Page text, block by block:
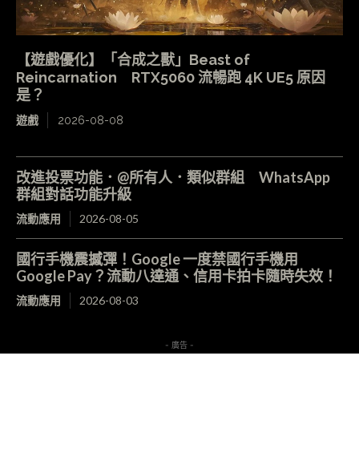
【遊戲優化】「合成之獸」Beast of
Reincarnation RTX5060 流暢跑 4K UE5 原因
是？
遊戲 2026-08-08
改進投票功能．@所有人．類似群組 WhatsApp
群組對話功能升級
流動應用 2026-08-05
國行手機震撼彈！Google 一度禁國行手機用
Google Pay？流動八達通、信用卡拍卡隨時失效！
流動應用 2026-08-03
- 廣告 -